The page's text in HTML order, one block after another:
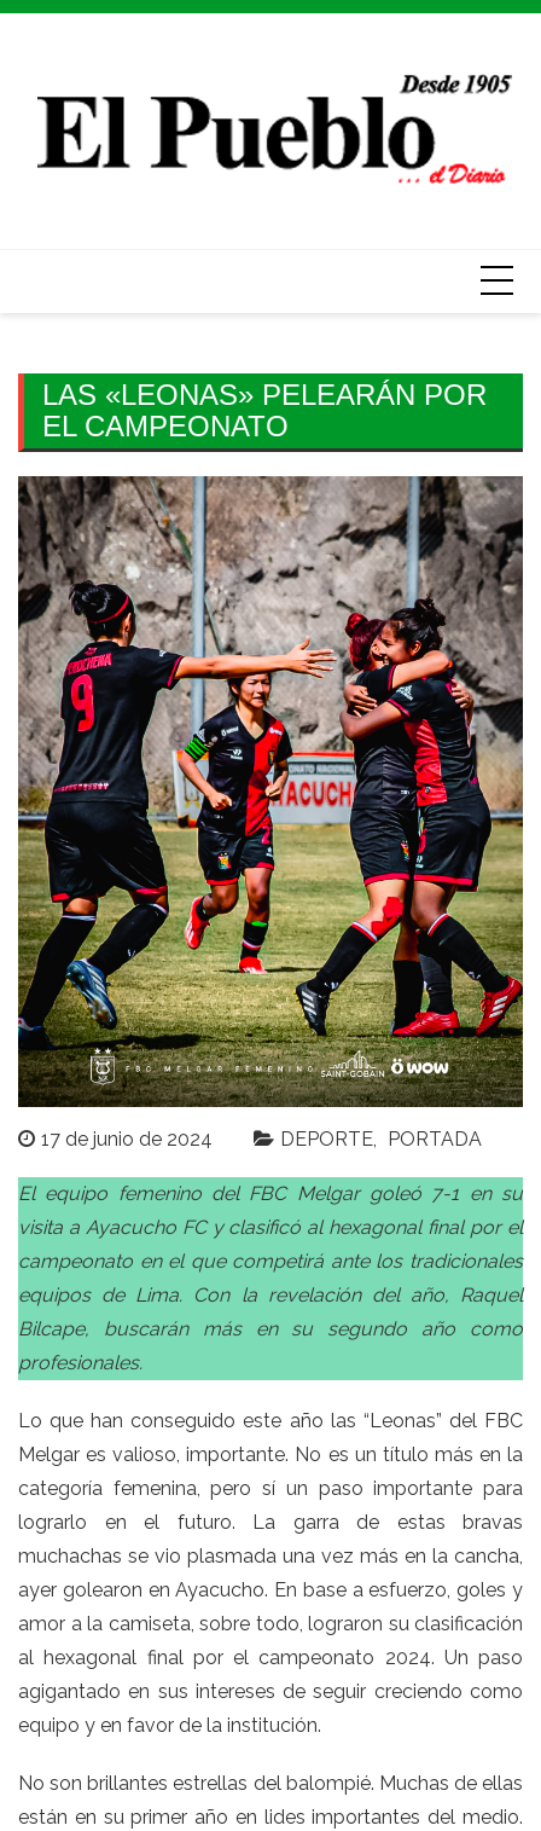
Skip
LAS «LEONAS» PELEARÁN POR
EL CAMPEONATO
17 de junio de 2024 DEPORTE PORTADA
El equipo femenino del FBC Melgar goleó 7-1 en su
visita a Ayacucho FC y clasificó al hexagonal final por el
campeonato en el que competirá ante los tradicionales
equipos de Lima. Con la revelación del año, Raquel
Bilcape, buscarán más en su segundo año como
profesionales.
Lo que han conseguido este año las “Leonas” del FBC
Melgar es valioso, importante. No es un título más en la
categoría femenina, pero sí un paso importante para
lograrlo en el futuro. La garra de estas bravas
muchachas se vio plasmada una vez más en la cancha,
ayer golearon en Ayacucho. En base a esfuerzo, goles y
amor a la camiseta, sobre todo, lograron su clasificación
al hexagonal final por el campeonato 2024. Un paso
agigantado en sus intereses de seguir creciendo como
equipo y en favor de la institución.
No son brillantes estrellas del balompié. Muchas de ellas
están en su primer año en lides importantes del medio.